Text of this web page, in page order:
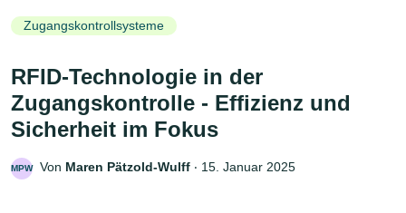
Zugangskontrollsysteme
RFID-Technologie in der
Zugangskontrolle - Effizienz und
Sicherheit im Fokus
MPW Von Maren Pätzold-Wulff ‧ 15. Januar 2025